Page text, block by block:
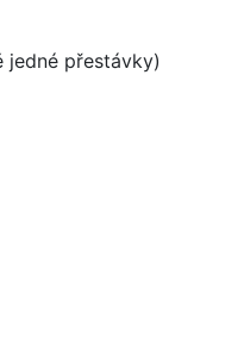
jedné přestávky)